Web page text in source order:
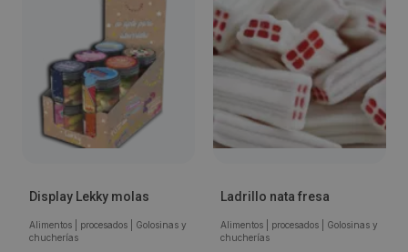
Display Lekky molas
Alimentos procesados
Golosinas y
chucherías
Ladrillo nata fresa
Alimentos procesados
Golosinas y
chucherías